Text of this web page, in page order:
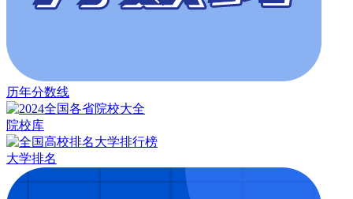
历年分数线
院校库
大学排名